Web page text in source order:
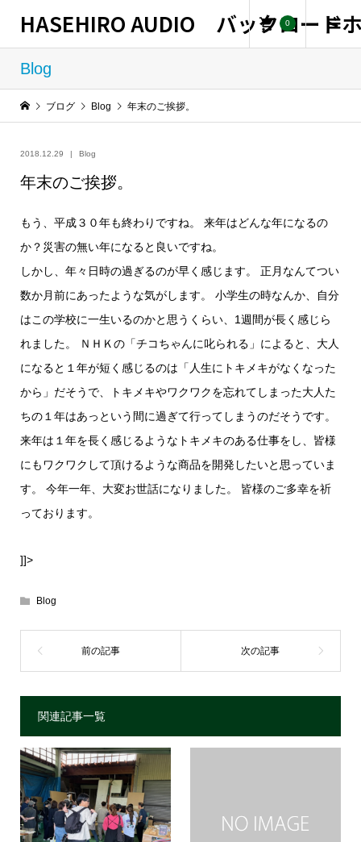
HASEHIRO AUDIO バックロード
0
Blog
ブログ Blog 年末のご挨拶。
2018.12.29 Blog
年末のご挨拶。
もう、平成３０年も終わりですね。 来年はどんな年になるの
か？災害の無い年になると良いですね。
しかし、年々日時の過ぎるのが早く感じます。 正月なんてつい
数か月前にあったような気がします。 小学生の時なんか、自分
はこの学校に一生いるのかと思うくらい、 1週間が長く感じら
れました。 ＮＨＫの「チコちゃんに叱られる」によると、大人
になると１年が短く感じるのは「人生にトキメキがなくなった
から」だそうで、トキメキやワクワクを忘れてしまった大人た
ちの１年はあっという 間に過ぎて行ってしまうのだそうです。
来年は１年を長く感じるようなトキメキのある仕事をし、皆様
にもワクワクして頂けるような商品を開発したいと思っていま
す。 今年一年、大変お世話になりました。 皆様のご多幸を祈
っております。
]]>
Blog
関連記事一覧